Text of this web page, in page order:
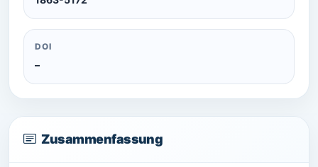
DOI
–
Zusammenfassung